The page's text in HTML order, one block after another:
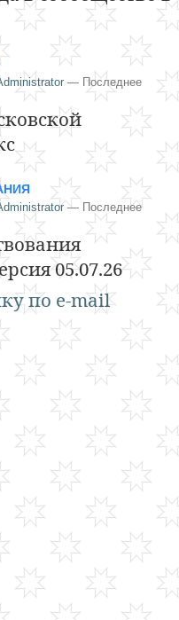
— Последнее
— Последнее
05.07.26
по e-mail